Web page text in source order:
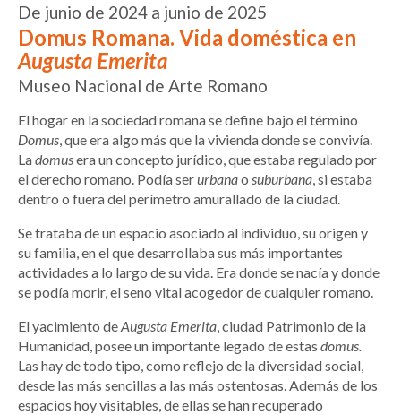
De junio de 2024 a junio de 2025
Domus Romana. Vida doméstica en
Augusta Emerita
Museo Nacional de Arte Romano
El hogar en la sociedad romana se define bajo el término
Domus, que era algo más que la vivienda donde se convivía.
Ladomusera un concepto jurídico, que estaba regulado por
el derecho romano. Podía serurbanao suburbana, si estaba
dentro o fuera del perímetro amurallado de la ciudad.
Se trataba de un espacio asociado al individuo, su origen y
su familia, en el que desarrollaba sus más importantes
actividades a lo largo de su vida. Era donde se nacía y donde
se podía morir, el seno vital acogedor de cualquier romano.
El yacimiento deAugusta Emerita, ciudad Patrimonio de la
Humanidad, posee un importante legado de estas domus.
Las hay de todo tipo, como reflejo de la diversidad social,
desde las más sencillas a las más ostentosas. Además de los
espacios hoy visitables, de ellas se han recuperado